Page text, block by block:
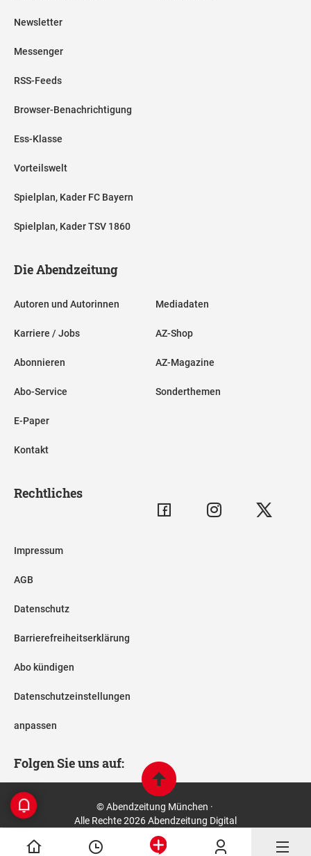
Newsletter
Messenger
RSS-Feeds
Browser-Benachrichtigung
Ess-Klasse
Vorteilswelt
Spielplan, Kader FC Bayern
Spielplan, Kader TSV 1860
Die Abendzeitung
Autoren und Autorinnen
Karriere / Jobs
Abonnieren
Abo-Service
E-Paper
Kontakt
Mediadaten
AZ-Shop
AZ-Magazine
Sonderthemen
Rechtliches
Impressum
AGB
Datenschutz
Barrierefreiheitserklärung
Abo kündigen
Datenschutzeinstellungen
anpassen
Folgen Sie uns auf:
© Abendzeitung München ·
Alle Rechte 2026 Abendzeitung Digital